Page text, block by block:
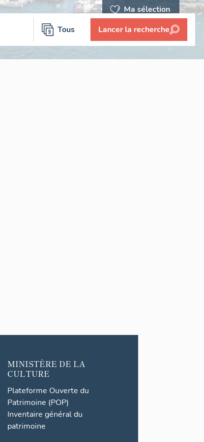
Ma sélection
Tous Lancer la recherche
MINISTÈRE DE LA
CULTURE
Plateforme Ouverte du
Patrimoine (POP)
Inventaire général du
patrimoine